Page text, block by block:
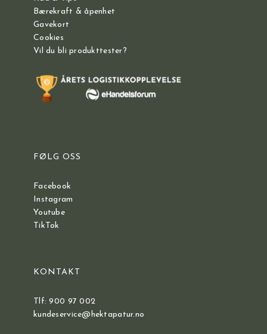
Bærekraft & åpenhet
Gavekort
Cookies
Vil du bli produkttester?
FØLG OSS
Facebook
Instagram
Youtube
TikTok
KONTAKT
Tlf: 900 97 002
kundeservice@hektapatur.no